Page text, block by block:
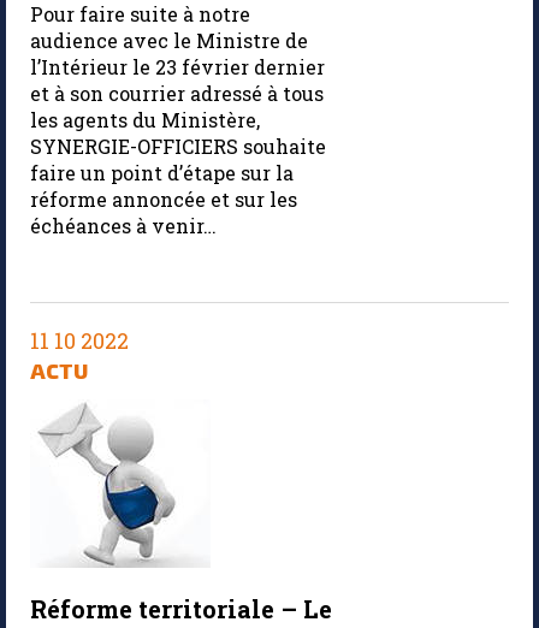
Pour faire suite à notre
audience avec le Ministre de
l’Intérieur le 23 février dernier
et à son courrier adressé à tous
les agents du Ministère,
SYNERGIE-OFFICIERS souhaite
faire un point d’étape sur la
réforme annoncée et sur les
échéances à venir…
11 10 2022
ACTU
Réforme territoriale – Le